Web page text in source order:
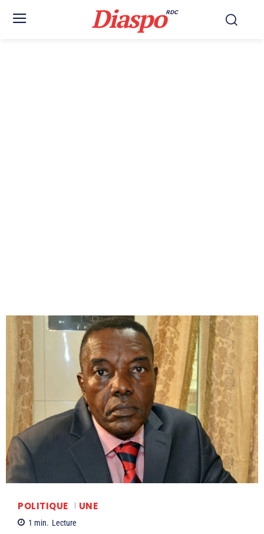
DiaspoRDC
POLITIQUE UNE
1 min. Lecture